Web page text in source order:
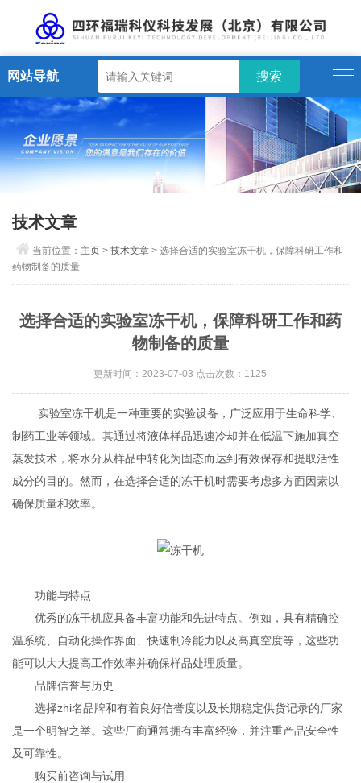
网站导航
技术文章
当前位置： 主页 >技术文章 > 选择合适的实验室冻干机，保障科研工作和
药物制备的质量
选择合适的实验室冻干机，保障科研工作和药
物制备的质量
更新时间：2023-07-03 点击次数：1125
实验室冻干机是一种重要的实验设备，广泛应用于生命科学、
制药工业等领域。其通过将液体样品迅速冷却并在低温下施加真空
蒸发技术，将水分从样品中转化为固态而达到有效保存和提取活性
成分的目的。然而，在选择合适的冻干机时需要考虑多方面因素以
确保质量和效率。
功能与特点
优秀的冻干机应具备丰富功能和先进特点。例如，具有精确控
温系统、自动化操作界面、快速制冷能力以及高真空度等，这些功
能可以大大提高工作效率并确保样品处理质量。
品牌信誉与历史
选择zhi名品牌和有着良好信誉度以及长期稳定供货记录的厂家
是一个明智之举。这些厂商通常拥有丰富经验，并注重产品安全性
及可靠性。
购买前咨询与试用